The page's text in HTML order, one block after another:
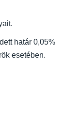
határ 0,05%
esetében.